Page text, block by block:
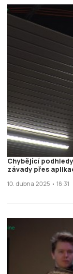
Chybějící
závady přes
10. dubna 2025 • 18:31